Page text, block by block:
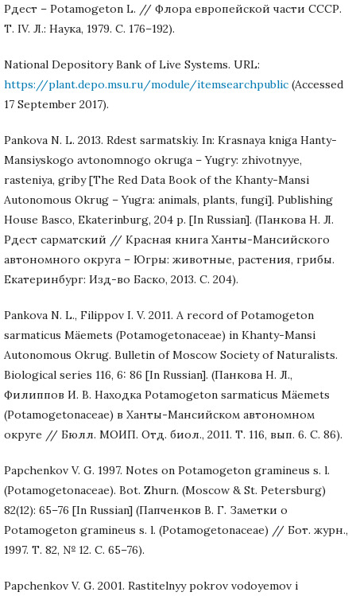
Рдест – Potamogeton L. // Флора европейской части СССР.
Т. IV. Л.: Наука, 1979. С. 176–192).
National Depository Bank of Live Systems. URL:
https://plant.depo.msu.ru/module/itemsearchpublic (Accessed
17 September 2017).
Pankova N. L. 2013. Rdest sarmatskiy. In: Krasnaya kniga Hanty-
Mansiyskogo avtonomnogo okruga – Yugry: zhivotnyye,
rasteniya, griby [The Red Data Book of the Khanty-Mansi
Autonomous Okrug – Yugra: animals, plants, fungi]. Publishing
House Basco, Ekaterinburg, 204 p. [In Russian]. (Панкова Н. Л.
Рдест сарматский // Красная книга Ханты-Мансийского
автономного округа – Югры: животные, растения, грибы.
Екатеринбург: Изд-во Баско, 2013. С. 204).
Pankova N. L., Filippov I. V. 2011. A record of Potamogeton
sarmaticus Mäemets (Potamogetonaceae) in Khanty-Mansi
Autonomous Okrug. Bulletin of Moscow Society of Naturalists.
Biological series 116, 6: 86 [In Russian]. (Панкова Н. Л.,
Филиппов И. В. Находка Potamogeton sarmaticus Mäemets
(Potamogetonaceae) в Ханты-Мансийском автономном
округе // Бюлл. МОИП. Отд. биол., 2011. Т. 116, вып. 6. С. 86).
Papchenkov V. G. 1997. Notes on Potamogeton gramineus s. l.
(Potamogetonaceae). Bot. Zhurn. (Moscow & St. Petersburg)
82(12): 65–76 [In Russian] (Папченков В. Г. Заметки о
Potamogeton gramineus s. l. (Potamogetonaceae) // Бот. журн.,
1997. Т. 82, № 12. С. 65–76).
Papchenkov V. G. 2001. Rastitelnyy pokrov vodoyemov i